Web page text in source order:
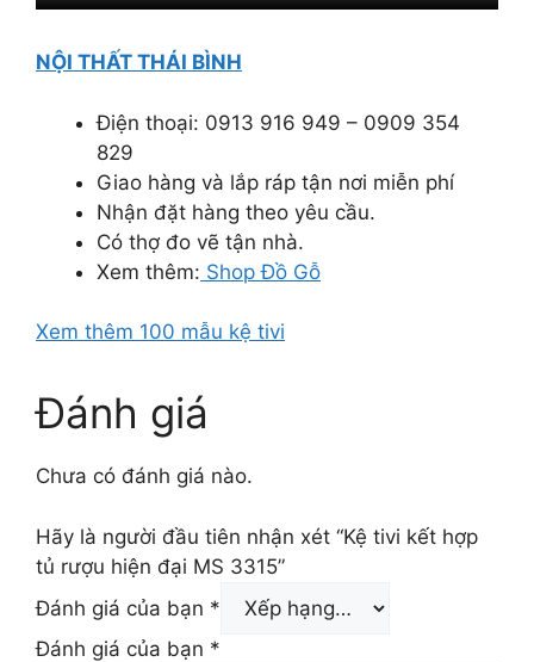
NỘI THẤT THÁI BÌNH
Điện thoại: 0913 916 949 – 0909 354
829
Giao hàng và lắp ráp tận nơi miễn phí
Nhận đặt hàng theo yêu cầu.
Có thợ đo vẽ tận nhà.
Xem thêm: Shop Đồ Gỗ
Xem thêm 100 mẫu kệ tivi
Đánh giá
Chưa có đánh giá nào.
Hãy là người đầu tiên nhận xét “Kệ tivi kết hợp
tủ rượu hiện đại MS 3315”
Đánh giá của bạn *
Đánh giá của bạn *